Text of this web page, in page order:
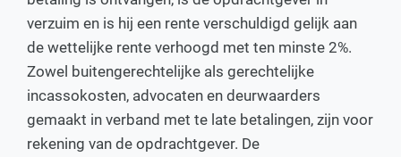
verzuim en is hij een rente verschuldigd gelijk aan
de wettelijke rente verhoogd met ten minste 2%.
Zowel buitengerechtelijke als gerechtelijke
incassokosten, advocaten en deurwaarders
gemaakt in verband met te late betalingen, zijn voor
rekening van de opdrachtgever. De